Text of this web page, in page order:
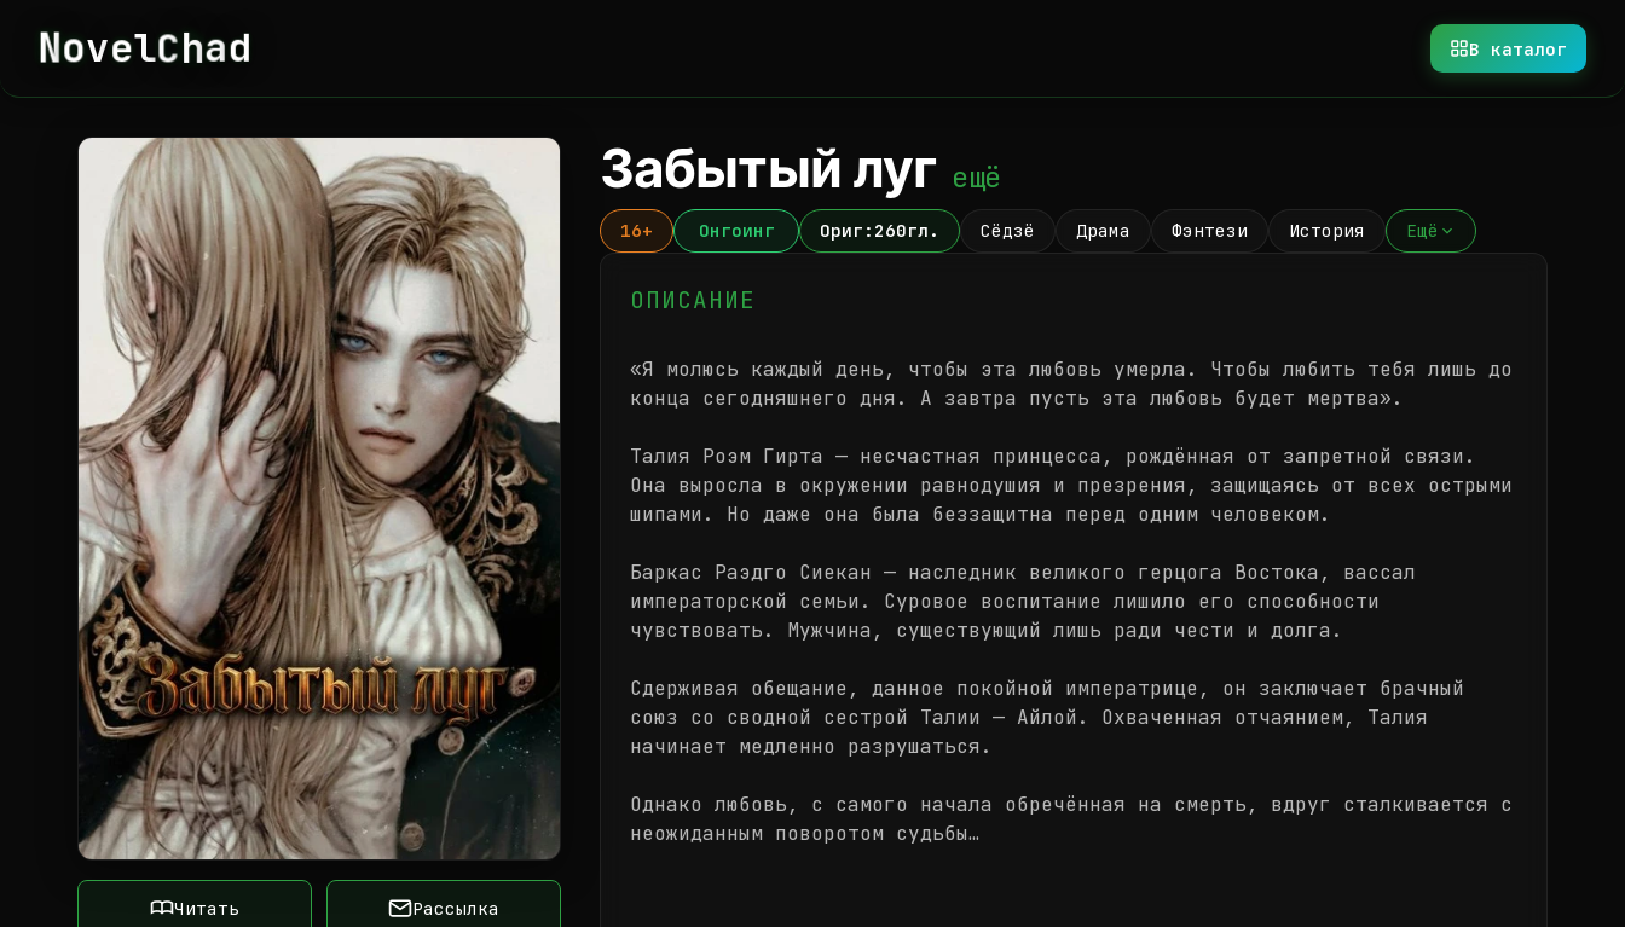
NovelChad В каталог
Читать Рассылка
Забытый луг ещё
16+ Онгоинг Ориг:260гл. Сёдзё Драма Фэнтези История Ещё
ОПИСАНИЕ
«Я молюсь каждый день, чтобы эта любовь умерла. Чтобы любить тебя лишь до
конца сегодняшнего дня. А завтра пусть эта любовь будет мертва».
Талия Роэм Гирта — несчастная принцесса, рождённая от запретной связи.
Она выросла в окружении равнодушия и презрения, защищаясь от всех острыми
шипами. Но даже она была беззащитна перед одним человеком.
Баркас Раэдго Сиекан — наследник великого герцога Востока, вассал
императорской семьи. Суровое воспитание лишило его способности
чувствовать. Мужчина, существующий лишь ради чести и долга.
Сдерживая обещание, данное покойной императрице, он заключает брачный
союз со сводной сестрой Талии — Айлой. Охваченная отчаянием, Талия
начинает медленно разрушаться.
Однако любовь, с самого начала обречённая на смерть, вдруг сталкивается с
неожиданным поворотом судьбы…